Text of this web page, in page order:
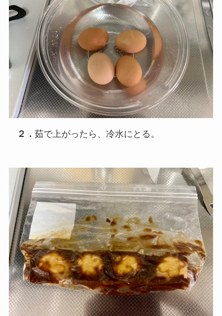
２．茹で上がったら、冷水にとる。